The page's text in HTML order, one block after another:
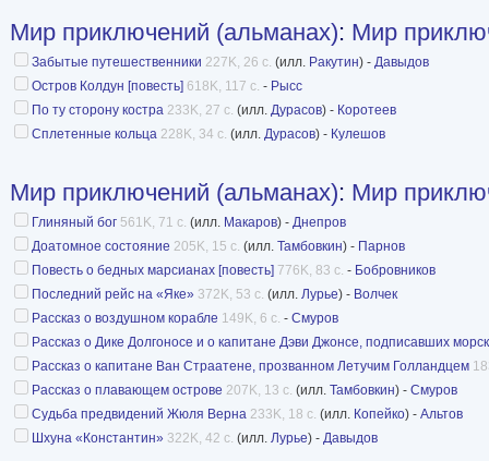
следующем году. С 1979 года эта практика
1979 и 1982 годы так и не были изданы.
С первого выпуска в сборниках
выпущенных изданий в серии. Последний
вышел в 1968 году, под № 14. В дальнейшем
сборников в изданиях не проставлялась.
Первые сборники на титульном листе имели
классификацию «Альманах», с 1969 года, это
Книги серии не имеют единого оформления,
изданий, но по издательскому замыслу
Редакционные коллегии:
Выпуски первый (1955) и второй (1956):
Томан, Лазарь Лагин, Мариэтта Шагинян, Н.
Морозова.
Мир приключений (альманах): Мир
Забытые путешественники 227K, 26 с. (илл. Ракутин) - Давыдов
Остров Колдун [повесть] 618K, 117 с. - Рысс
По ту сторону костра 233K, 27 с. (илл. Дурасов) - Коротеев
Сплетенные кольца 228K, 34 с. (илл. Дурасов) - Кулешов
Мир приключений (альманах): Мир
Глиняный бог 561K, 71 с. (илл. Макаров) - Днепров
Доатомное состояние 205K, 15 с. (илл. Тамбовкин) - Парнов
Повесть о бедных марсианах [повесть] 776K, 83 с. - Бобровников
Последний рейс на «Яке» 372K, 53 с. (илл. Лурье) - Волчек
Рассказ о воздушном корабле 149K, 6 с. - Смуров
Рассказ о Дике Долгоносе и о капитане Дэви Джонсе, подписавших
Рассказ о капитане Ван Страатене, прозванном Летучим Голландцем
Рассказ о плавающем острове 207K, 13 с. (илл. Тамбовкин) - Смуров
Судьба предвидений Жюля Верна 233K, 18 с. (илл. Копейко) - Альтов
Шхуна «Константин» 322K, 42 с. (илл. Лурье) - Давыдов